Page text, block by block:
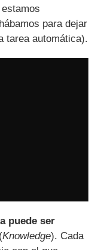
para dejar
tarea automática).
puede ser
(Knowledge). Cada